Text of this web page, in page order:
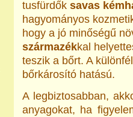
tusfürdők savas
hagyományos
hogy a jó minőségű
származékkal
teszik a bőrt. A
bőrkárosító hatású.
A legbiztosabban,
anyagokat, ha